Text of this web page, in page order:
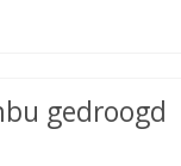
gedroogd